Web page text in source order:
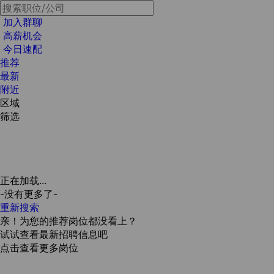
加入群聊
高薪机会
今日速配
推荐
最新
附近
区域
筛选
正在加载...
-没有更多了-
重新搜索
亲！为您的推荐岗位都没看上？
试试查看最新招聘信息吧
点击查看更多岗位